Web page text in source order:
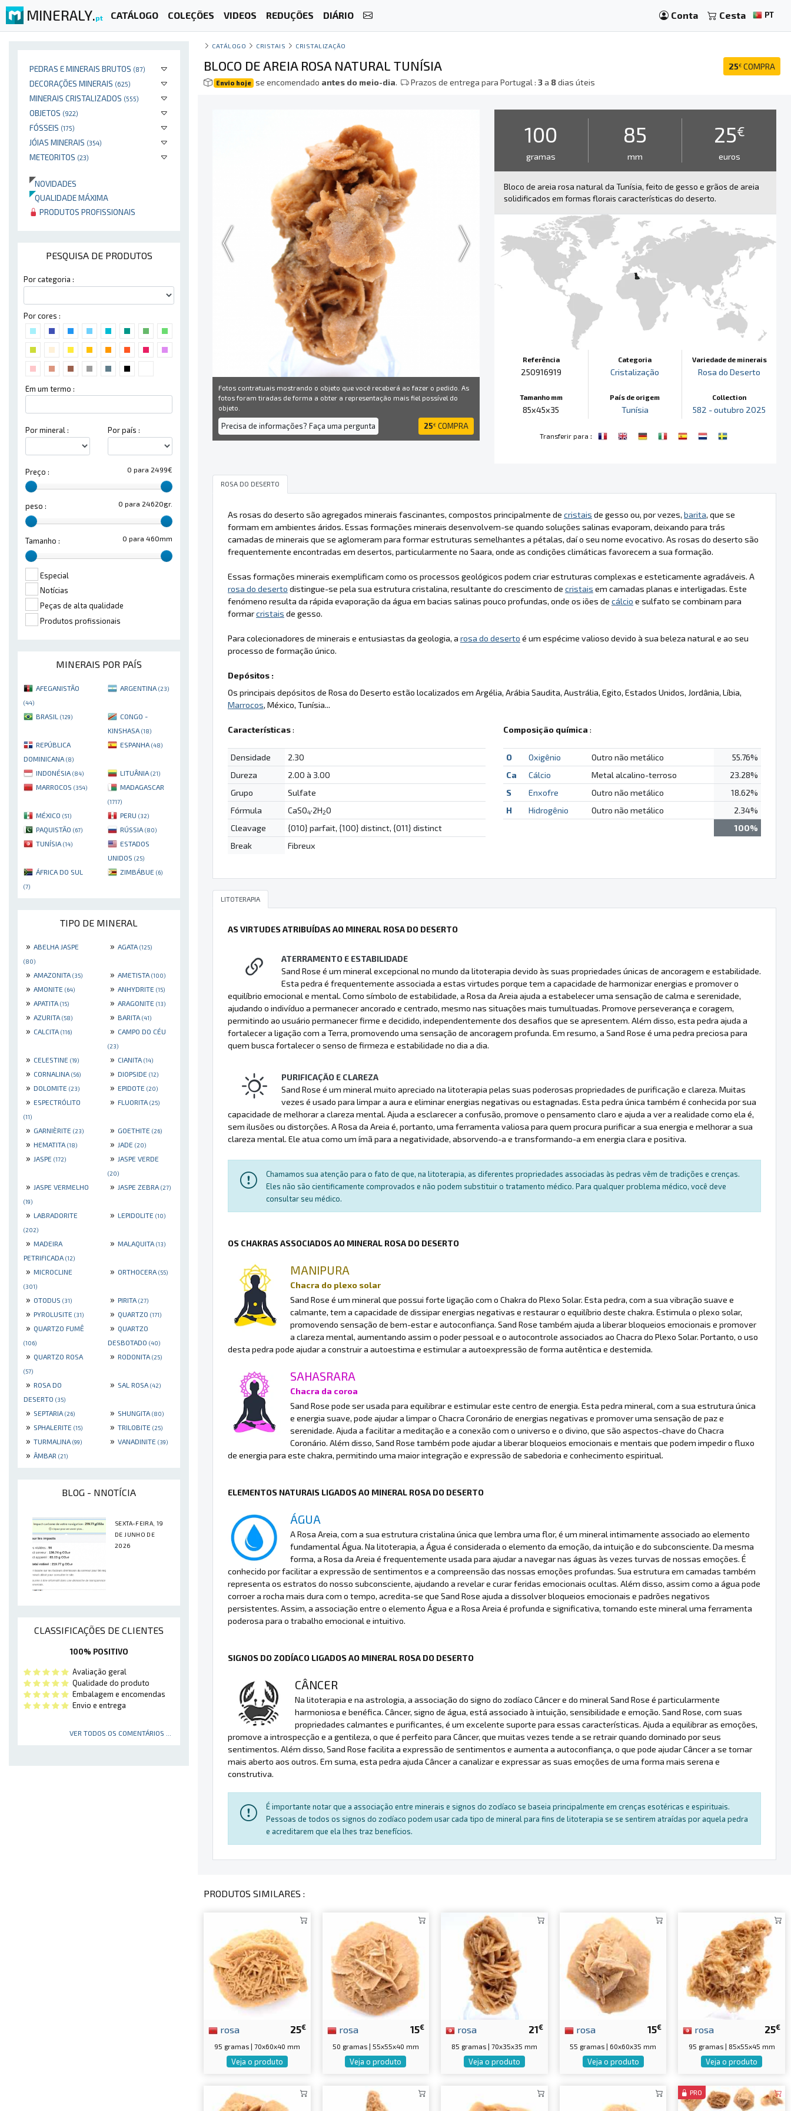
MINERALY.pt CATÁLOGO COLEÇÕES VIDEOS REDUÇÕES DIÁRIO Conta Cesta PT
PEDRAS E MINERAIS BRUTOS (87)
DECORAÇÕES MINERAIS (625)
MINERAIS CRISTALIZADOS (555)
OBJETOS (922)
FÓSSEIS (175)
JÓIAS MINERAIS (354)
METEORITOS (23)
NOVIDADES
QUALIDADE MÁXIMA
PRODUTOS PROFISSIONAIS
PESQUISA DE PRODUTOS
Por categoria :
Por cores :
Em um termo :
Por mineral : Por país :
0 para 2499€
Preço :
0 para 24620gr.
peso :
0 para 460mm
Tamanho :
Especial
Notícias
Peças de alta qualidade
Produtos profissionais
MINERAIS POR PAÍS
AFEGANISTÃO
(44)
ARGENTINA (23)
BRASIL (129)
CONGO -
KINSHASA (18)
REPÚBLICA
DOMINICANA (8)
ESPANHA (48)
INDONÉSIA (84) LITUÂNIA (21)
MARROCOS (354) MADAGASCAR
(1717)
MÉXICO (51) PERU (32)
PAQUISTÃO (67) RÚSSIA (80)
TUNÍSIA (14)
ESTADOS
UNIDOS (25)
ÁFRICA DO SUL
(7)
ZIMBÁBUE (6)
TIPO DE MINERAL
» ABELHA JASPE
(80)
» AGATA (125)
» AMAZONITA (35) » AMETISTA (100)
» AMONITE (64) » ANHYDRITE (15)
» APATITA (15) » ARAGONITE (13)
» AZURITA (58) » BARITA (41)
» CALCITA (116) » CAMPO DO CÉU
(23)
» CELESTINE (19) » CIANITA (14)
» CORNALINA (56) » DIOPSIDE (12)
» DOLOMITE (23) » EPIDOTE (20)
» ESPECTRÓLITO
(11)
» FLUORITA (25)
» GARNIÈRITE (23) » GOETHITE (26)
» HEMATITA (18) » JADE (20)
» JASPE (172) » JASPE VERDE
(20)
» JASPE VERMELHO
(19)
» JASPE ZEBRA (27)
» LABRADORITE
(202)
» LEPIDOLITE (10)
» MADEIRA
PETRIFICADA (12)
» MALAQUITA (13)
» MICROCLINE
(301)
» ORTHOCERA (55)
» OTODUS (31) » PIRITA (27)
» PYROLUSITE (31) » QUARTZO (171)
» QUARTZO FUMÊ
(106)
» QUARTZO
DESBOTADO (40)
» QUARTZO ROSA
(57)
» RODONITA (25)
» ROSA DO
DESERTO (35)
» SAL ROSA (42)
» SEPTARIA (26) » SHUNGITA (80)
» SPHALERITE (15) » TRILOBITE (25)
» TURMALINA (99) » VANADINITE (39)
» ÂMBAR (21)
BLOG - NNOTÍCIA
SEXTA-FEIRA, 19
DE JUNHO DE
2026
CLASSIFICAÇÕES DE CLIENTES
100% POSITIVO
Avaliação geral
Qualidade do produto
Embalagem e encomendas
Envio e entrega
VER TODOS OS COMENTÁRIOS ...
CATÁLOGO CRISTAIS CRISTALIZAÇÃO
25€ COMPRA
BLOCO DE AREIA ROSA NATURAL TUNÍSIA
Envio hoje se encomendado antes do meio-dia. Prazos de entrega para Portugal :3a 8dias úteis
Fotos contratuais mostrando o objeto que você receberá ao fazer o pedido. As
fotos foram tiradas de forma a obter a representação mais fiel possível do
objeto.
Precisa de informações? Faça uma pergunta 25€ COMPRA
100
gramas
85
mm
25€
euros
Bloco de areia rosa natural da Tunísia, feito de gesso e grãos de areia
solidificados em formas florais características do deserto.
Referência
250916919
Tamanho mm
85x45x35
Categoria
Cristalização
País de origem
Tunísia
Variedade de minerais
Rosa do Deserto
Collection
582 - outubro 2025
Transferir para :
ROSA DO DESERTO
As rosas do deserto são agregados minerais fascinantes, compostos principalmente de cristais de gesso ou, por vezes, barita, que se
formam em ambientes áridos. Essas formações minerais desenvolvem-se quando soluções salinas evaporam, deixando para trás
camadas de minerais que se aglomeram para formar estruturas semelhantes a pétalas, daí o seu nome evocativo. As rosas do deserto são
frequentemente encontradas em desertos, particularmente no Saara, onde as condições climáticas favorecem a sua formação.
Essas formações minerais exemplificam como os processos geológicos podem criar estruturas complexas e esteticamente agradáveis. A
rosa do deserto distingue-se pela sua estrutura cristalina, resultante do crescimento de cristais em camadas planas e interligadas. Este
fenómeno resulta da rápida evaporação da água em bacias salinas pouco profundas, onde os iões de cálcio e sulfato se combinam para
formarcristais de gesso.
Para colecionadores de minerais e entusiastas da geologia, a rosa do deserto é um espécime valioso devido à sua beleza natural e ao seu
processo de formação único.
Depósitos :
Os principais depósitos de Rosa do Deserto estão localizados em Argélia, Arábia Saudita, Austrália, Egito, Estados Unidos, Jordânia, Líbia,
Marrocos, México, Tunísia...
Características:
Densidade
2.30
Dureza
2.00 à 3.00
Grupo
Sulfate
Fórmula
CaSO4·2H2O
Cleavage
{010} parfait, {100} distinct, {011} distinct
Break
Fibreux
Composição química :
O Oxigênio Outro não metálico
55.76%
Ca
Cálcio Metal alcalino-terroso
23.28%
S
Enxofre Outro não metálico
18.62%
H
Hidrogênio Outro não metálico
2.34%
100%
LITOTERAPIA
AS VIRTUDES ATRIBUÍDAS AO MINERAL ROSA DO DESERTO
ATERRAMENTO E ESTABILIDADE
Sand Rose é um mineral excepcional no mundo da litoterapia devido às suas propriedades únicas de ancoragem e estabilidade.
Esta pedra é frequentemente associada a estas virtudes porque tem a capacidade de harmonizar energias e promover o
equilíbrio emocional e mental. Como símbolo de estabilidade, a Rosa da Areia ajuda a estabelecer uma sensação de calma e serenidade,
ajudando o indivíduo a permanecer ancorado e centrado, mesmo nas situações mais tumultuadas. Promove perseverança e coragem,
permitindo ao usuário permanecer firme e decidido, independentemente dos desafios que se apresentem. Além disso, esta pedra ajuda a
fortalecer a ligação com a Terra, promovendo uma sensação de ancoragem profunda. Em resumo, a Sand Rose é uma pedra preciosa para
quem busca fortalecer o senso de firmeza e estabilidade no dia a dia.
PURIFICAÇÃO E CLAREZA
Sand Rose é um mineral muito apreciado na litoterapia pelas suas poderosas propriedades de purificação e clareza. Muitas
vezes é usado para limpar a aura e eliminar energias negativas ou estagnadas. Esta pedra única também é conhecida por sua
capacidade de melhorar a clareza mental. Ajuda a esclarecer a confusão, promove o pensamento claro e ajuda a ver a realidade como ela é,
sem ilusões ou distorções. A Rosa da Areia é, portanto, uma ferramenta valiosa para quem procura purificar a sua energia e melhorar a sua
clareza mental. Ele atua como um ímã para a negatividade, absorvendo-a e transformando-a em energia clara e positiva.
Chamamos sua atenção para o fato de que, na litoterapia, as diferentes propriedades associadas às pedras vêm de tradições e crenças.
Eles não são cientificamente comprovados e não podem substituir o tratamento médico. Para qualquer problema médico, você deve
consultar seu médico.
OS CHAKRAS ASSOCIADOS AO MINERAL ROSA DO DESERTO
MANIPURA
Chacra do plexo solar
Sand Rose é um mineral que possui forte ligação com o Chakra do Plexo Solar. Esta pedra, com a sua vibração suave e
calmante, tem a capacidade de dissipar energias negativas e restaurar o equilíbrio deste chakra. Estimula o plexo solar,
promovendo sensação de bem-estar e autoconfiança. Sand Rose também ajuda a liberar bloqueios emocionais e promover
a clareza mental, aumentando assim o poder pessoal e o autocontrole associados ao Chacra do Plexo Solar. Portanto, o uso
desta pedra pode ajudar a construir a autoestima e estimular a autoexpressão de forma autêntica e destemida.
SAHASRARA
Chacra da coroa
Sand Rose pode ser usada para equilibrar e estimular este centro de energia. Esta pedra mineral, com a sua estrutura única
e energia suave, pode ajudar a limpar o Chacra Coronário de energias negativas e promover uma sensação de paz e
serenidade. Ajuda a facilitar a meditação e a conexão com o universo e o divino, que são aspectos-chave do Chacra
Coronário. Além disso, Sand Rose também pode ajudar a liberar bloqueios emocionais e mentais que podem impedir o fluxo
de energia para este chakra, permitindo uma maior integração e expressão de sabedoria e conhecimento espiritual.
ELEMENTOS NATURAIS LIGADOS AO MINERAL ROSA DO DESERTO
ÁGUA
A Rosa Areia, com a sua estrutura cristalina única que lembra uma flor, é um mineral intimamente associado ao elemento
fundamental Água. Na litoterapia, a Água é considerada o elemento da emoção, da intuição e do subconsciente. Da mesma
forma, a Rosa da Areia é frequentemente usada para ajudar a navegar nas águas às vezes turvas de nossas emoções. É
conhecido por facilitar a expressão de sentimentos e a compreensão das nossas emoções profundas. Sua estrutura em camadas também
representa os estratos do nosso subconsciente, ajudando a revelar e curar feridas emocionais ocultas. Além disso, assim como a água pode
corroer a rocha mais dura com o tempo, acredita-se que Sand Rose ajuda a dissolver bloqueios emocionais e padrões negativos
persistentes. Assim, a associação entre o elemento Água e a Rosa Areia é profunda e significativa, tornando este mineral uma ferramenta
poderosa para o trabalho emocional e intuitivo.
SIGNOS DO ZODÍACO LIGADOS AO MINERAL ROSA DO DESERTO
CÂNCER
Na litoterapia e na astrologia, a associação do signo do zodíaco Câncer e do mineral Sand Rose é particularmente
harmoniosa e benéfica. Câncer, signo de água, está associado à intuição, sensibilidade e emoção. Sand Rose, com suas
propriedades calmantes e purificantes, é um excelente suporte para essas características. Ajuda a equilibrar as emoções,
promove a introspecção e a gentileza, o que é perfeito para Câncer, que muitas vezes tende a se retrair quando dominado por seus
sentimentos. Além disso, Sand Rose facilita a expressão de sentimentos e aumenta a autoconfiança, o que pode ajudar Câncer a se tornar
mais aberto aos outros. Em suma, esta pedra ajuda Câncer a canalizar e expressar as suas emoções de uma forma mais serena e
construtiva.
É importante notar que a associação entre minerais e signos do zodíaco se baseia principalmente em crenças esotéricas e espirituais.
Pessoas de todos os signos do zodíaco podem usar cada tipo de mineral para fins de litoterapia se se sentirem atraídas por aquela pedra
e acreditarem que ela lhes traz benefícios.
PRODUTOS SIMILARES :
25€
rosa
95 gramas | 70x60x40 mm
Veja o produto
15€
rosa
50 gramas | 55x55x40 mm
Veja o produto
21€
rosa
85 gramas | 70x35x35 mm
Veja o produto
15€
rosa
55 gramas | 60x60x35 mm
Veja o produto
25€
rosa
95 gramas | 85x55x45 mm
Veja o produto
PRO